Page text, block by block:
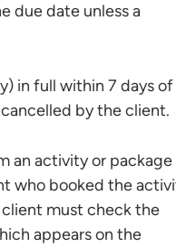
due date unless a
in full within 7 days of
by the client.
an activity or package
who booked the
must check the
appears on the